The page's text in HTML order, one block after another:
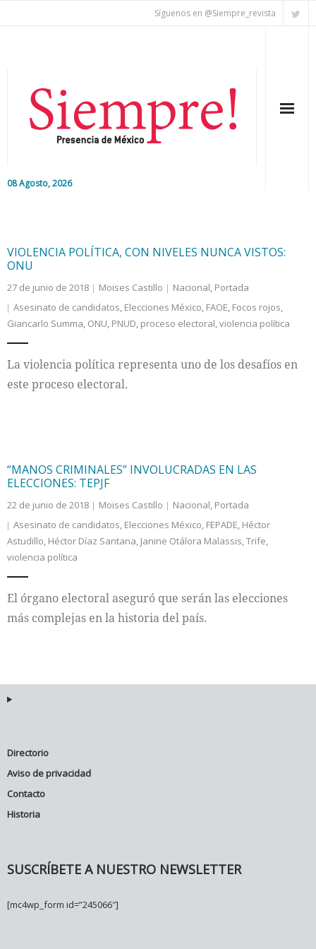
Síguenos en @Siempre_revista
08 Agosto, 2026
Colaboradores
Cultura
VIOLENCIA POLÍTICA, CON NIVELES NUNCA VISTOS:
ONU
27 de junio de 2018 Moises Castillo Nacional, Portada
Asesinato de candidatos, Elecciones México, FAOE, Focos rojos,
Giancarlo Summa, ONU, PNUD, proceso electoral,violencia política
La violencia política representa uno de los desafíos en
este proceso electoral.
“MANOS CRIMINALES” INVOLUCRADAS EN LAS
ELECCIONES: TEPJF
22 de junio de 2018 Moises Castillo Nacional, Portada
Asesinato de candidatos, Elecciones México, FEPADE, Héctor
Astudillo, Héctor Díaz Santana, Janine Otálora Malassis,Trife,
violencia política
El órgano electoral aseguró que serán las elecciones
más complejas en la historia del país.
Directorio
Aviso de privacidad
Contacto
Historia
SUSCRÍBETE A NUESTRO NEWSLETTER
[mc4wp_form id=”245066″]